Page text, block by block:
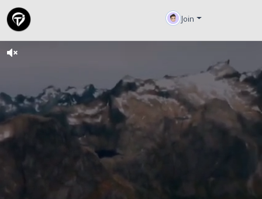
Join
política de cancelación Seguridad Infantil Nosotros
terminos y
condiciones
politica y privacidad Support Center